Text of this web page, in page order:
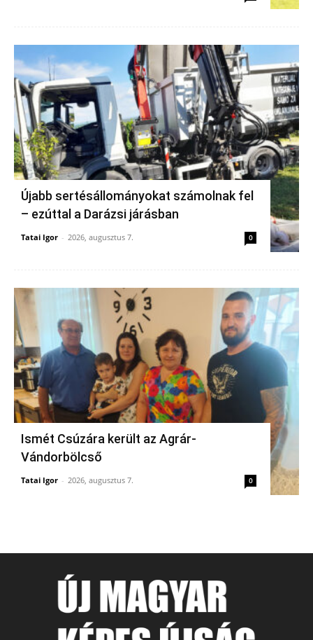
Újabb sertésállományokat számolnak fel
– ezúttal a Darázsi járásban
Tatai Igor - 2026, augusztus 7. 0
Ismét Csúzára került az Agrár-
Vándorbölcső
Tatai Igor - 2026, augusztus 7. 0